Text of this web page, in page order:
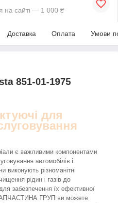
на сайті — 1 000 ₴
Доставка Оплата Умови
851-01-1975
для
є важливими компонентами
автомобілів і
виконують різноманітні
рідин і газів до
забезпечення їх ефективної
ГРУП ви можете